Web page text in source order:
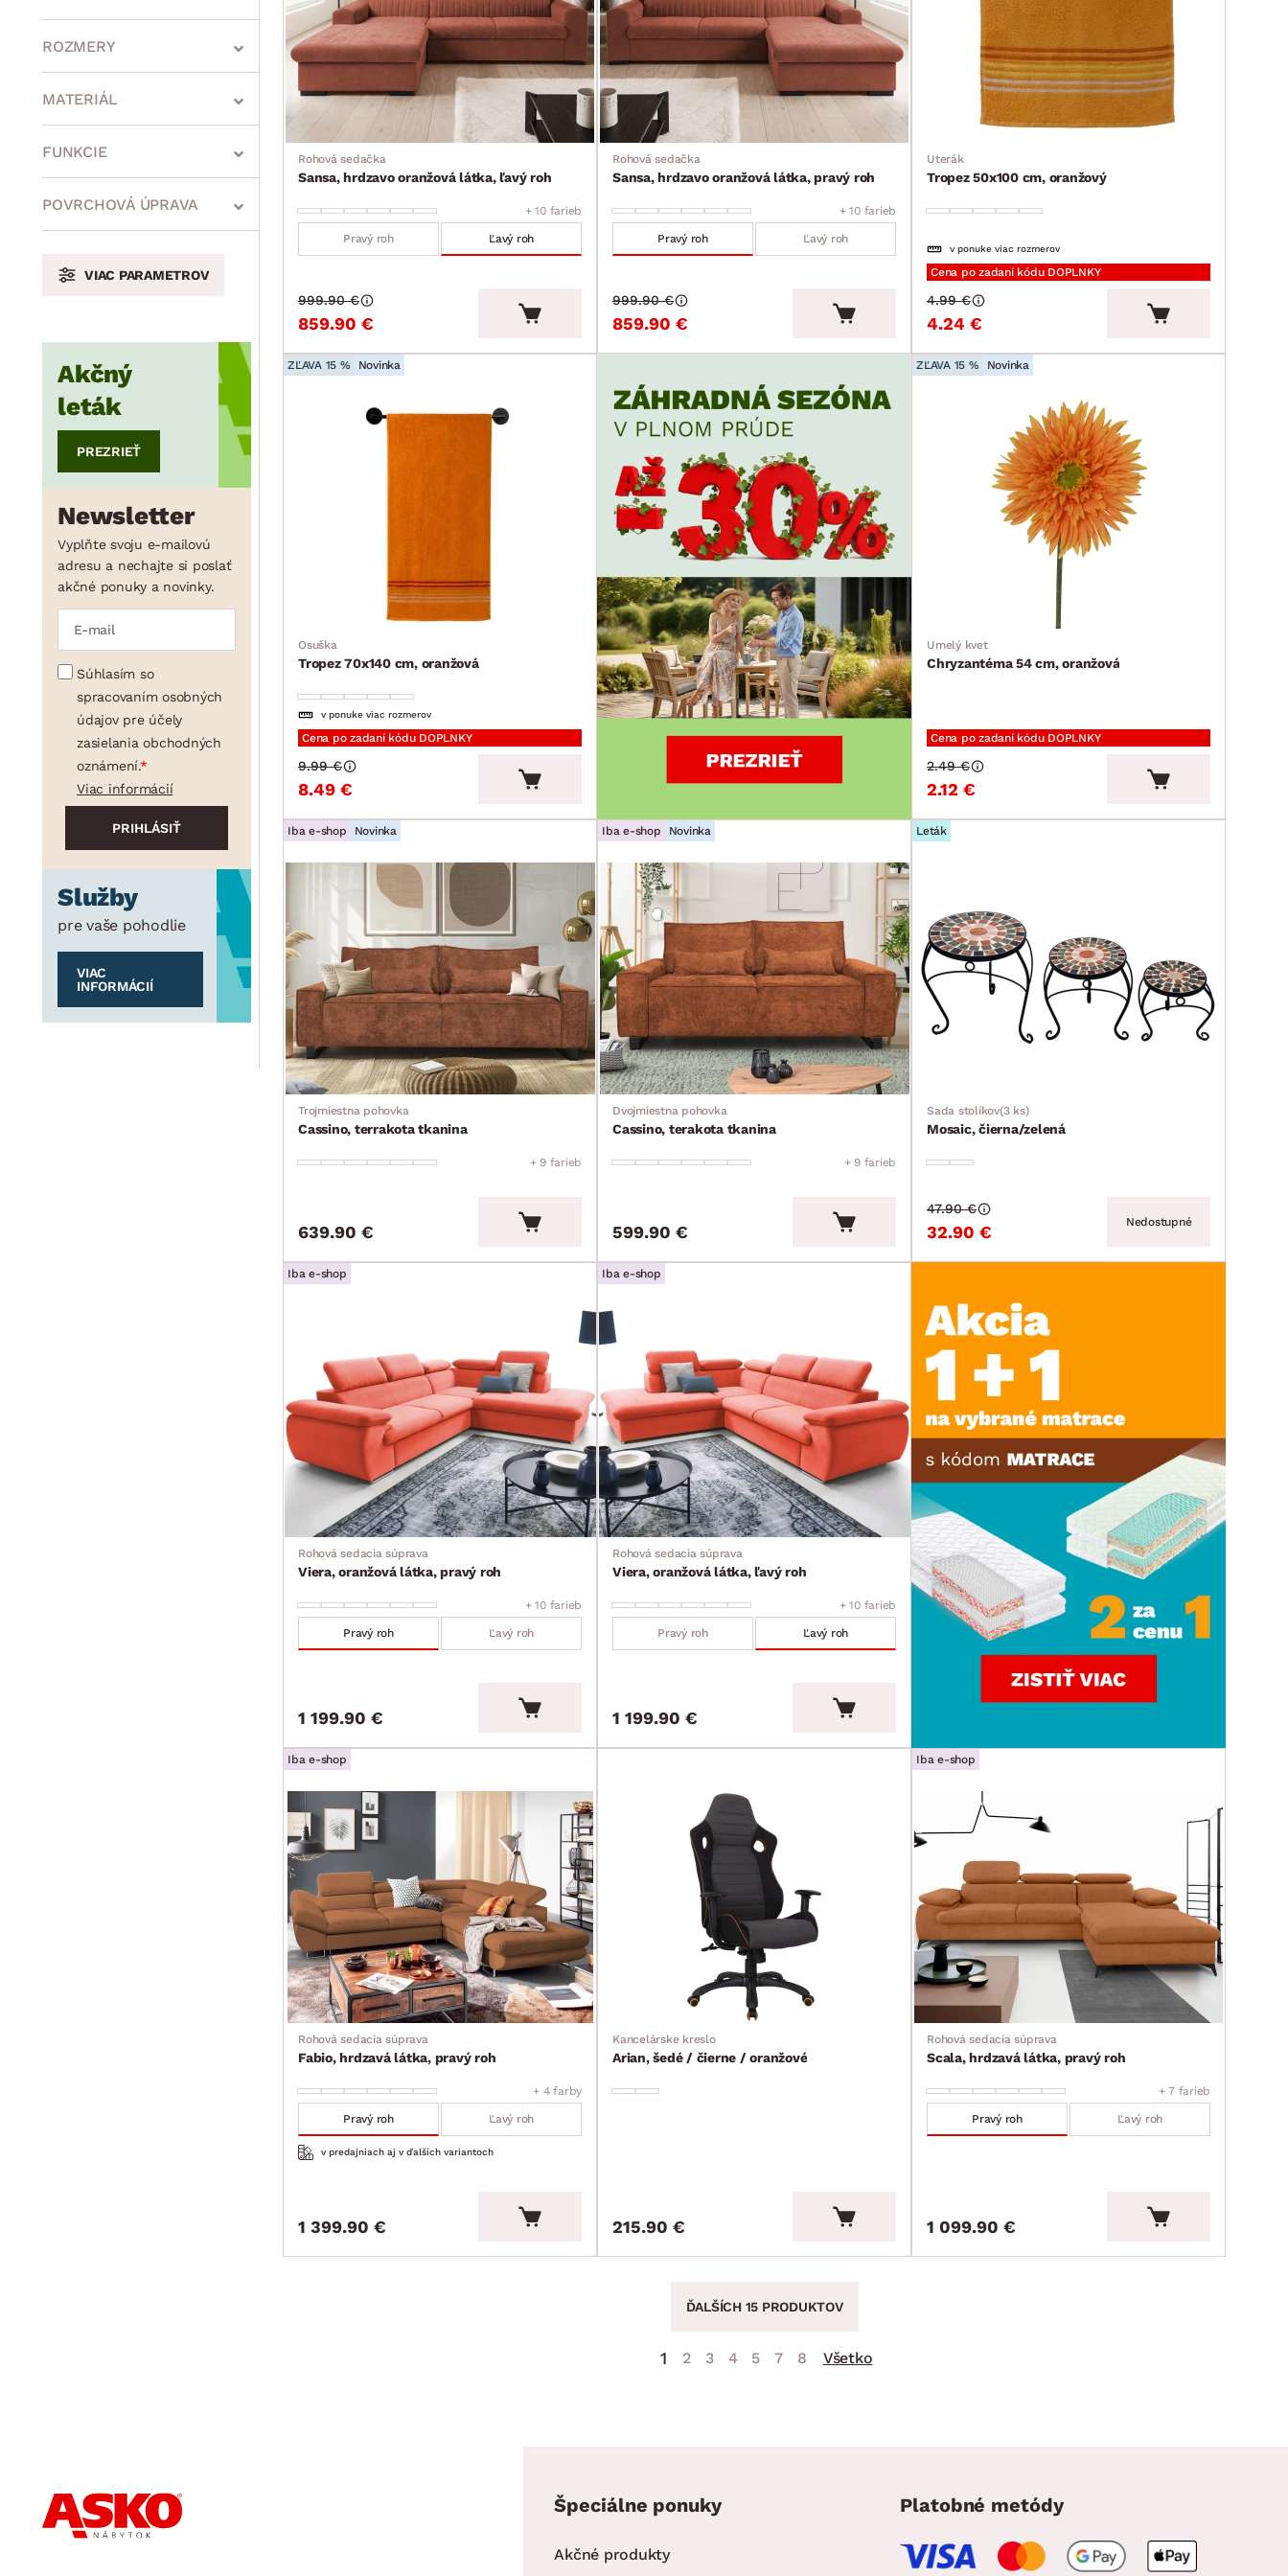
ROZMERY
min.
min. cm max. cm
min. cm cm
cm
min. cm max. cm
MATERIÁL
FUNKCIE
POVRCHOVÁ ÚPRAVA
VIAC PARAMETROV
Akčný
leták
PREZRIEŤ
Newsletter
Vyplňte svoju e-mailovú
adresu a nechajte si poslať
akčné ponuky a novinky.
Súhlasím so
spracovaním osobných
údajov pre účely
zasielania obchodných
oznámení.
Viac informácií
Služby
pre vaše pohodlie
VIAC
INFORMÁCIÍ
Rohová sedačka
Sansa, hrdzavo oranžová látka, ľavý roh
+ 10 farieb
Pravý roh Ľavý roh
859.90 €
999.90 €
Rohová sedačka
Sansa, hrdzavo oranžová látka, pravý roh
+ 10 farieb
Pravý roh Ľavý roh
859.90 €
999.90 €
Uterák
Tropez 50x100 cm, oranžový
v ponuke viac rozmerov
Cena po zadaní kódu DOPLNKY
4.24 €
4.99 €
ZĽAVA 15 % Novinka
Osuška
Tropez 70x140 cm, oranžová
v ponuke viac rozmerov
Cena po zadaní kódu DOPLNKY
8.49 €
9.99 €
ZĽAVA 15 % Novinka
Umelý kvet
Chryzantéma 54 cm, oranžová
Cena po zadaní kódu DOPLNKY
2.12 €
2.49 €
Iba e-shop Novinka
Trojmiestna pohovka
Cassino, terrakota tkanina
+ 9 farieb
639.90 €
Iba e-shop Novinka
Dvojmiestna pohovka
Cassino, terakota tkanina
+ 9 farieb
599.90 €
Leták
Sada stolíkov(3 ks)
Mosaic, čierna/zelená
32.90 €
47.90 €
Nedostupné
Iba e-shop
Rohová sedacia súprava
Viera, oranžová látka, pravý roh
+ 10 farieb
Pravý roh Ľavý roh
1 199.90 €
Iba e-shop
Rohová sedacia súprava
Viera, oranžová látka, ľavý roh
+ 10 farieb
Pravý roh Ľavý roh
1 199.90 €
Iba e-shop
Rohová sedacia súprava
Fabio, hrdzavá látka, pravý roh
+ 4 farby
Pravý roh Ľavý roh
v predajniach aj v ďalších variantoch
1 399.90 €
Kancelárske kreslo
Arian, šedé / čierne / oranžové
215.90 €
Iba e-shop
Rohová sedacia súprava
Scala, hrdzavá látka, pravý roh
+ 7 farieb
Pravý roh Ľavý roh
1 099.90 €
ĎALŠÍCH 15 PRODUKTOV
1 2 3 4 5 7 8 Všetko
Špeciálne ponuky
Akčné produkty
Platobné metódy